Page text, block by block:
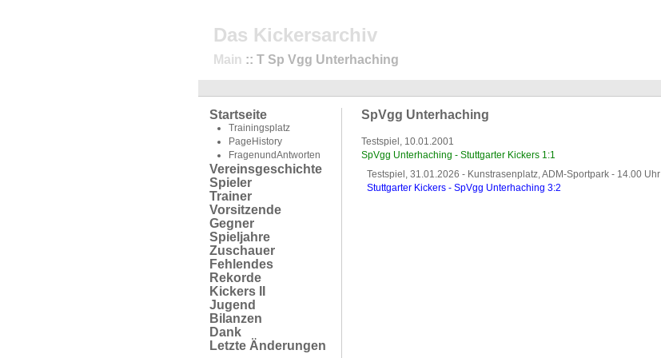
Das Kickersarchiv
Main :: T Sp Vgg Unterhaching
Startseite
Trainingsplatz
PageHistory
FragenundAntworten
Vereinsgeschichte
Spieler
Trainer
Vorsitzende
Gegner
Spieljahre
Zuschauer
Fehlendes
Rekorde
Kickers II
Jugend
Bilanzen
Dank
Letzte Änderungen
SpVgg Unterhaching
Testspiel, 10.01.2001
SpVgg Unterhaching - Stuttgarter Kickers 1:1
Testspiel, 31.01.2026 - Kunstrasenplatz, ADM-Sportpark - 14.00 Uhr
Stuttgarter Kickers - SpVgg Unterhaching 3:2